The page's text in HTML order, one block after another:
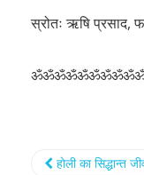
स्रोतः ऋषि प्रसाद,
होली का सिद्धान्त